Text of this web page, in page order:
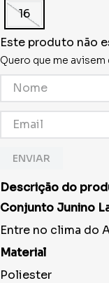
16
Este produto não
Quero que me
ENVIAR
Descrição do
Conjunto Junino
Entre no clima do
Material
Poliester